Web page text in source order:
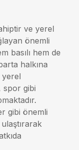
ve yerel
önemli
basılı hem de
halkına
yerel
spor gibi
gibi önemli